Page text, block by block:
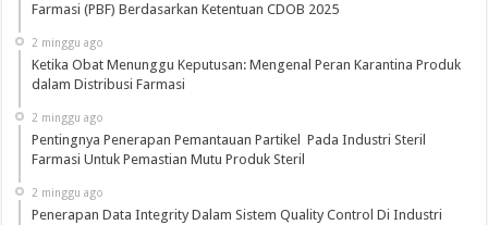
Farmasi (PBF) Berdasarkan Ketentuan CDOB 2025
2 minggu ago
Ketika Obat Menunggu Keputusan: Mengenal Peran Karantina Produk
dalam Distribusi Farmasi
2 minggu ago
Pentingnya Penerapan Pemantauan Partikel Pada Industri Steril
Farmasi Untuk Pemastian Mutu Produk Steril
2 minggu ago
Penerapan Data Integrity Dalam Sistem Quality Control Di Industri